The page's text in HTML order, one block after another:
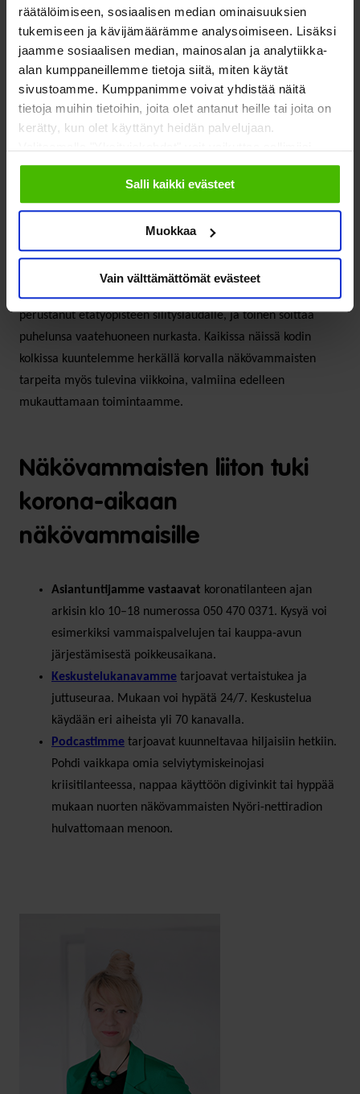
räätälöimiseen, sosiaalisen median ominaisuuksien
tukemiseen ja kävijämäärämme analysoimiseen. Lisäksi
jaamme sosiaalisen median, mainosalan ja analytiikka-
alan kumppaneillemme tietoja siitä, miten käytät
sivustoamme. Kumppanimme voivat yhdistää näitä
tietoja muihin tietoihin, joita olet antanut heille tai joita on
kerätty, kun olet käyttänyt heidän palvelujaan.
evästeisiin.
Salli kaikki evästeet
Muokkaa
Vain välttämättömät evästeet
Töitä tehdään saunassa,
silityslaudalla,
vaatehuoneen nurkassa
on ottanut uusia muotoja – ja ilolla olen käärinyt omatkin
hihani.
Näinä etätyöviikkoina olen työskennellyt muun muassa
saunassa ja tehnyt seisomapöydän vaatekaapin
ulosvedettävästä sukkalaatikosta. Työkaverini taas on
perustanut etätyöpisteen silityslaudalle, ja toinen soittaa
puhelunsa vaatehuoneen nurkasta. Kaikissa näissä kodin
kolkissa kuuntelemme herkällä korvalla näkövammaisten
tarpeita myös tulevina viikkoina, valmiina edelleen
mukauttamaan toimintaamme.
Näkövammaisten liiton tuki
korona-aikaan
näkövammaisille
Asiantuntijamme vastaavat koronatilanteen ajan
arkisin klo 10–18 numerossa 050 470 0371. Kysyä voi
esimerkiksi vammaispalvelujen tai kauppa-avun
järjestämisestä poikkeusaikana.
Keskustelukanavamme tarjoavat vertaistukea ja
juttuseuraa. Mukaan voi hypätä 24/7. Keskustelua
käydään eri aiheista yli 70 kanavalla.
Podcastimme tarjoavat kuunneltavaa hiljaisiin hetkiin.
Pohdi vaikkapa omia selviytymiskeinojasi
kriisitilanteessa, nappaa käyttöön digivinkit tai hyppää
mukaan nuorten näkövammaisten Nyöri-nettiradion
hulvattomaan menoon.